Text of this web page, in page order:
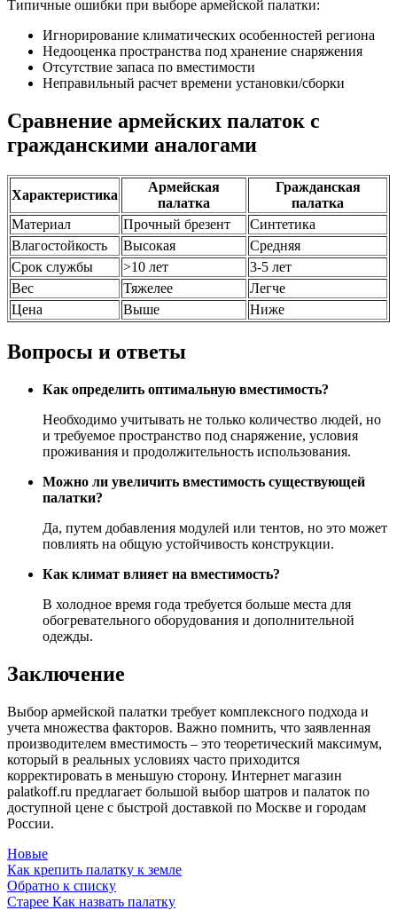
Типичные ошибки при выборе армейской палатки:
Игнорирование климатических особенностей региона
Недооценка пространства под хранение снаряжения
Отсутствие запаса по вместимости
Неправильный расчет времени установки/сборки
Сравнение армейских палаток с
гражданскими аналогами
Характеристика
Армейская
палатка
Гражданская
палатка
Материал
Прочный брезент
Синтетика
Влагостойкость
Высокая
Средняя
Срок службы
>10 лет
3-5 лет
Вес
Тяжелее
Легче
Цена
Выше Ниже
Вопросы и ответы
Как определить оптимальную вместимость?
Необходимо учитывать не только количество людей, но
и требуемое пространство под снаряжение, условия
проживания и продолжительность использования.
Можно ли увеличить вместимость существующей
палатки?
Да, путем добавления модулей или тентов, но это может
повлиять на общую устойчивость конструкции.
Как климат влияет на вместимость?
В холодное время года требуется больше места для
обогревательного оборудования и дополнительной
одежды.
Заключение
Выбор армейской палатки требует комплексного подхода и
учета множества факторов. Важно помнить, что заявленная
производителем вместимость – это теоретический максимум,
который в реальных условиях часто приходится
корректировать в меньшую сторону. Интернет магазин
palatkoff.ru предлагает большой выбор шатров и палаток по
доступной цене с быстрой доставкой по Москве и городам
России.
Новые
Как крепить палатку к земле
Обратно к списку
Старее Как назвать палатку